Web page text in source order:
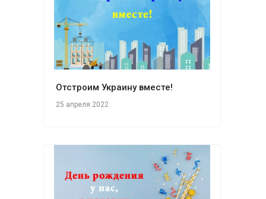
Отстроим Украину вместе!
25 апреля 2022